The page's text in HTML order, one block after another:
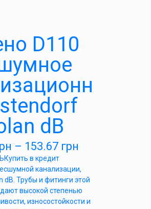
D110
dB
– 153.67 грн
Купить в кредит
канализации,
dB. Трубы и фитинги этой
высокой степенью
износостойкости и